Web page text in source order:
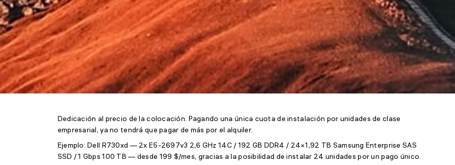
Dedicación al precio de la colocación. Pagando una única cuota de instalación por unidades de clase
empresarial, ya no tendrá que pagar de más por el alquiler.
Ejemplo: Dell R730xd — 2x E5-2697v3 2,6 GHz 14C / 192 GB DDR4 / 24×1,92 TB Samsung Enterprise SAS
SSD / 1 Gbps 100 TB — desde 199 $/mes, gracias a la posibilidad de instalar 24 unidades por un pago único.